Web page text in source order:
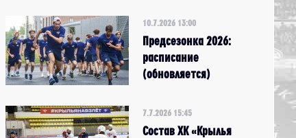
10.7.2026 13:00
Предсезонка 2026:
расписание
(обновляется)
7.7.2026 15:45
Состав ХК «Крылья